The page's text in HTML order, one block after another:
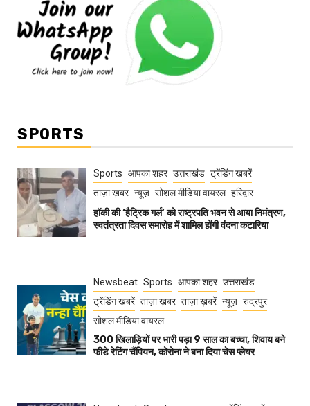
SPORTS
Sports आपका शहर उत्तराखंड ट्रेंडिंग खबरें
ताज़ा ख़बर न्यूज़ सोशल मीडिया वायरल हरिद्वार
हॉकी की ‘हैट्रिक गर्ल’ को राष्ट्रपति भवन से आया निमंत्रण,
स्वतंत्रता दिवस समारोह में शामिल होंगी वंदना कटारिया
Newsbeat Sports आपका शहर उत्तराखंड
ट्रेंडिंग खबरें ताज़ा ख़बर ताज़ा ख़बरें न्यूज़ रुद्रपुर
सोशल मीडिया वायरल
300 खिलाड़ियों पर भारी पड़ा 9 साल का बच्चा, शिवाय बने
फीडे रेटिंग चैंपियन, कोरोना ने बना दिया चेस प्लेयर